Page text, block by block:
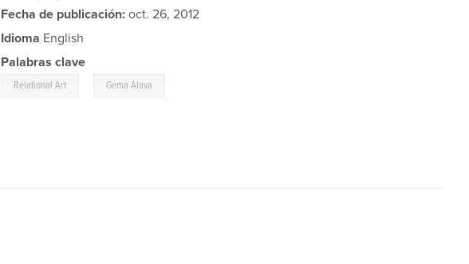
Fecha de publicación: oct. 26, 2012
Idioma English
Palabras clave
Relational Art Gema Alava